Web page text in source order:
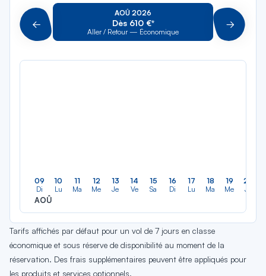
Précédent
AOÛ 2026
Dès 610 €*
Aller / Retour — Économique Suivant
09
Di
AOÛ
10
Lu
11
Ma
12
Me
13
Je
14
Ve
15
Sa
16
Di
17
Lu
18
Ma
19
Me
20
Je
Tarifs affichés par défaut pour un vol de 7 jours en classe
économique et sous réserve de disponibilité au moment de la
réservation. Des frais supplémentaires peuvent être appliqués pour
les produits et services optionnels.